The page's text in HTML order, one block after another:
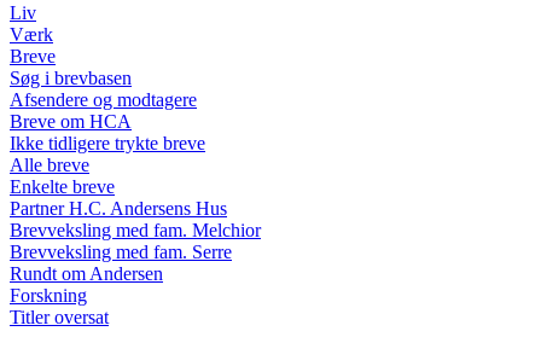
Liv
Værk
Breve
Søg i brevbasen
Afsendere og modtagere
Breve om HCA
Ikke tidligere trykte breve
Alle breve
Enkelte breve
Partner H.C. Andersens Hus
Brevveksling med fam. Melchior
Brevveksling med fam. Serre
Rundt om Andersen
Forskning
Titler oversat